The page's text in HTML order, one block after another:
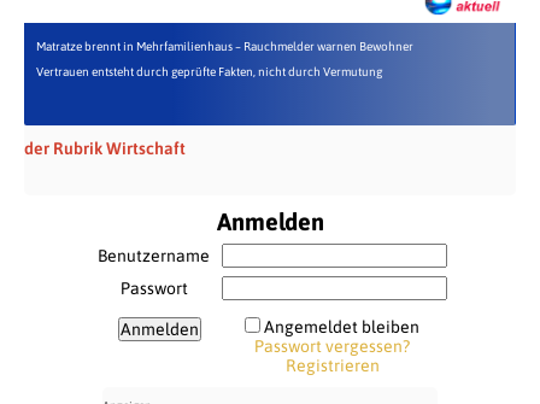
Matratze brennt in Mehrfamilienhaus – Rauchmelder warnen Bewohner
Vertrauen entsteht durch geprüfte Fakten, nicht durch Vermutung
der Rubrik Wirtschaft
Anmelden
Benutzername
Passwort
Angemeldet bleiben
Passwort vergessen?
Registrieren